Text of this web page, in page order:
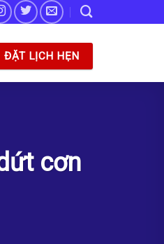
ĐẶT LỊCH HẸN
cơn